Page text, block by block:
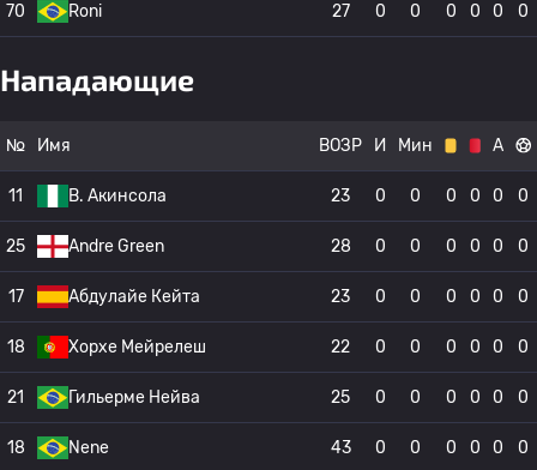
70 Roni 27 0 0 0 0 0 0
Нападающие
№ Имя ВОЗР И Мин А
11 B. Акинсола 23 0 0 0 0 0 0
25 Andre Green 28 0 0 0 0 0 0
17 Абдулайе Кейта 23 0 0 0 0 0 0
18 Хорхе Мейрелеш 22 0 0 0 0 0 0
21 Гильерме Нейва 25 0 0 0 0 0 0
18 Nene 43 0 0 0 0 0 0